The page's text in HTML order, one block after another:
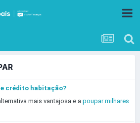
crédito habitação?
mais vantajosa e a poupar milhares